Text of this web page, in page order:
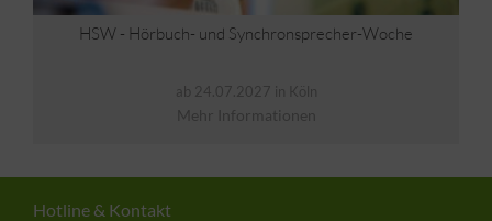
HSW - Hörbuch- und Synchronsprecher-Woche
ab 24.07.2027 in Köln
Mehr Informationen
Hotline & Kontakt